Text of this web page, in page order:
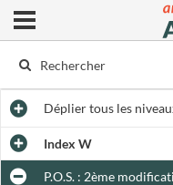
Archives
Ouvrir le menu déroulant
Dépliertous les
Index W
P.O.S. : 2ème